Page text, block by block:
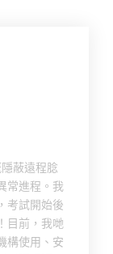
蔽遠程腍
常進程。我
考試開始後
目前，我哋
構使用、安